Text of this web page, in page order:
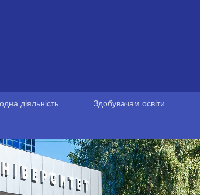
діяльність Здобувачам освіти